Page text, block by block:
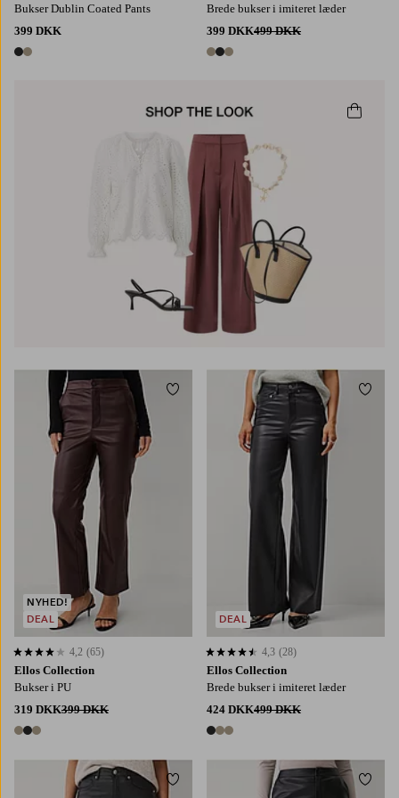
Bukser Dublin Coated Pants
399 DKK
2 farver
Brede bukser i imiteret læder
399 DKK499 DKK
3 farver
Ellos Collection
Bukser i PU
319 DKK399 DKK
3 farver
4,2 baseret på 65 bedømmelser
4,2 (65)
NYHED!
DEAL
Tilføj til favoritter
Ellos Collection
Brede bukser i imiteret læder
424 DKK499 DKK
3 farver
4,3 baseret på 28 bedømmelser
4,3 (28)
DEAL
Tilføj til favoritter